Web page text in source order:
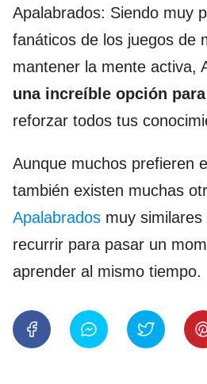
Apalabrados: Siendo muy
fanáticos de los juegos de
mantener la mente activa,
una increíble opción
reforzar todos tus
Aunque muchos prefieren
también existen muchas
Apalabrados muy
recurrir para pasar un
aprender al mismo tiempo.